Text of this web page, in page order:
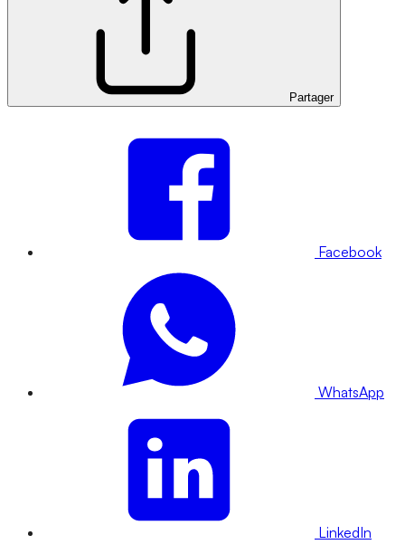
Partager
Facebook
WhatsApp
LinkedIn